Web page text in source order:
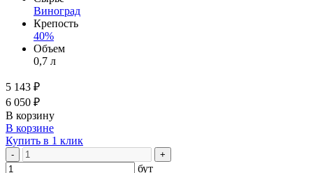
Виноград
Крепость
40%
Объем
0,7 л
5 143 ₽
6 050 ₽
В корзину
В корзине
Купить в 1 клик
- +
бут